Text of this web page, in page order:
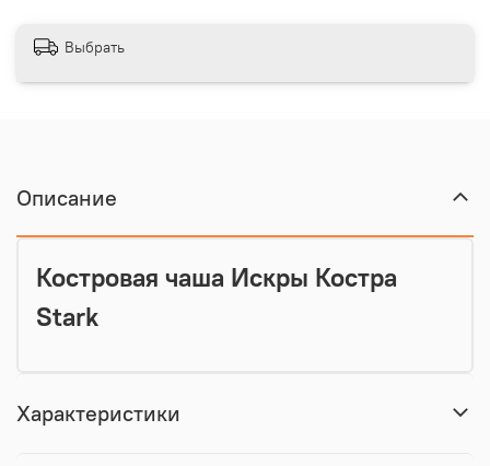
Выбрать
Описание
Костровая чаша Искры Костра
Stark
Характеристики